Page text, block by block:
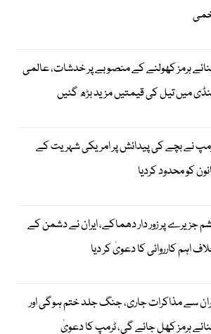
ہرمز کھولنے کے منصوبے پر خدشات، عالمی
میں تیل کی قیمتیں مزید بڑھ گئیں
نے بچے کی پیدائش پر امریکی شہریت کے
کو محدود کردیا
جزیرے پر زور دار دھماکے، ایران نے دشمن کے
اہم کارروائی کا دعویٰ کر دیا
سے مذاکرات جاری، جنگ جلد ختم ہوگی اور
ہرمز کھل جائے گی، ٹرمپ کا دعویٰ